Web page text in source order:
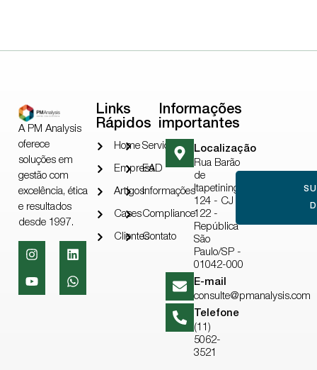
A PM Analysis
oferece
soluções em
gestão com
excelência, ética
e resultados
desde 1997.
Links
Rápidos
Home
Empresa
Artigos
Cases
Clientes
Serviços
EAD
Informações
Compliance
Contato
Informações
importantes
Localização
Rua Barão
de
Itapetininga,
124 - CJ
122 -
República
São
Paulo/SP -
01042-000
E-mail
consulte@pmanalysis.com
Telefone
(11)
5062-
3521